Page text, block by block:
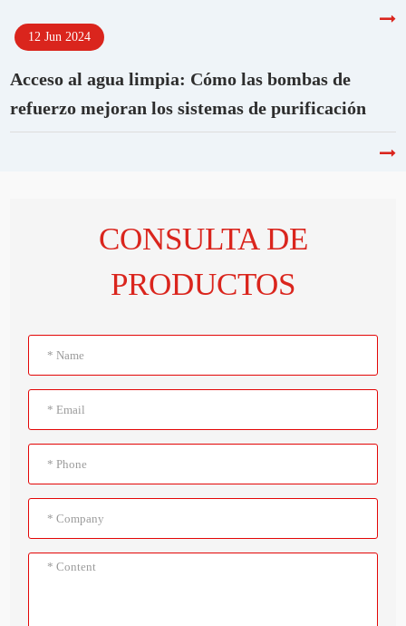
12 Jun 2024
Acceso al agua limpia: Cómo las bombas de
refuerzo mejoran los sistemas de purificación
CONSULTA DE
PRODUCTOS